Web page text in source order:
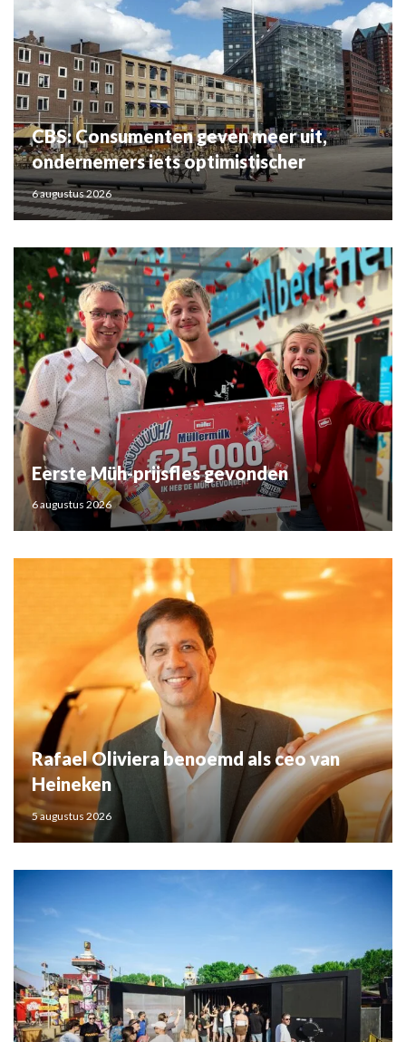
CBS: Consumenten geven meer uit,
ondernemers iets optimistischer
6 augustus 2026
Eerste Müh-prijsfles gevonden
6 augustus 2026
Rafael Oliviera benoemd als ceo van
Heineken
5 augustus 2026